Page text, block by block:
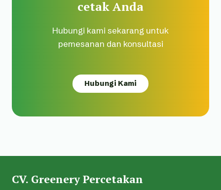
cetak Anda
Hubungi kami sekarang untuk
pemesanan dan konsultasi
Hubungi Kami
CV. Greenery Percetakan